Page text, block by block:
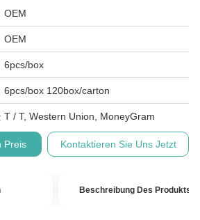
OEM
OEM
6pcs/box
6pcs/box 120box/carton
T / T, Western Union, MoneyGram
Preis Kontaktieren Sie Uns Jetzt
Beschreibung Des Produkts